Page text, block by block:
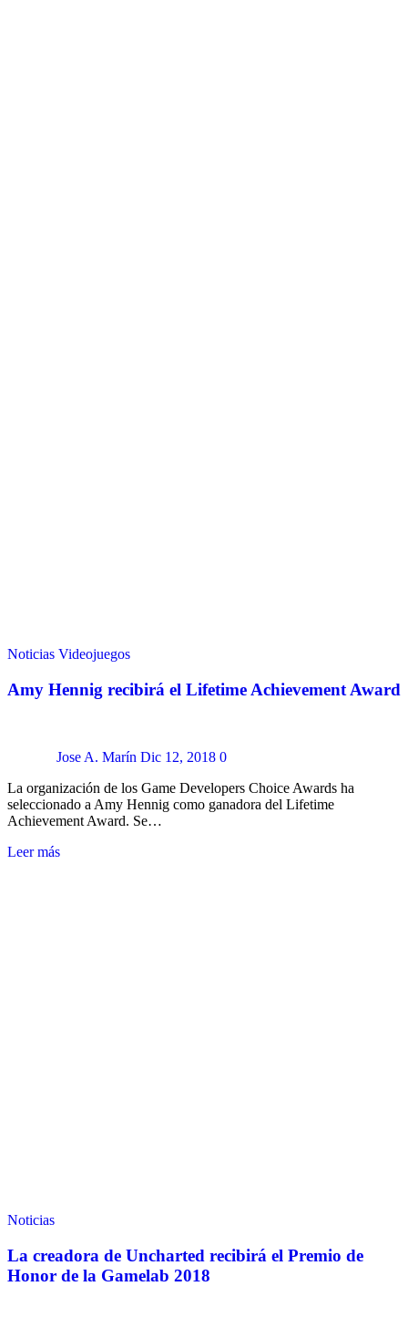
Noticias Videojuegos
Amy Hennig recibirá el Lifetime Achievement Award
Jose A. Marín Dic 12, 2018 0
La organización de los Game Developers Choice Awards ha
seleccionado a Amy Hennig como ganadora del Lifetime
Achievement Award. Se…
Leer más
Noticias
La creadora de Uncharted recibirá el Premio de
Honor de la Gamelab 2018